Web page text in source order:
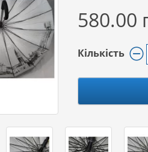
580.00
Кількість